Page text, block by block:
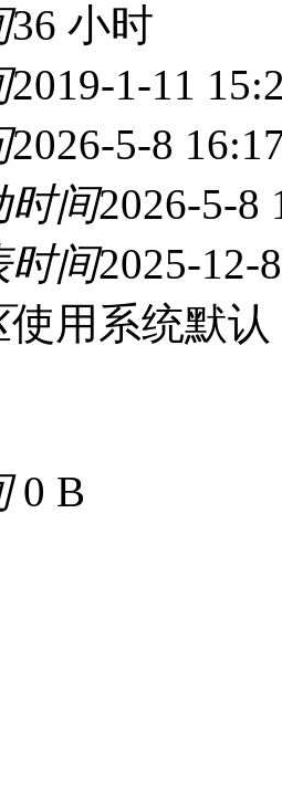
36 小时
2019-1-11
2026-5-8
时间2026-5-8
时间2025-12-
使用系统默认
0 B